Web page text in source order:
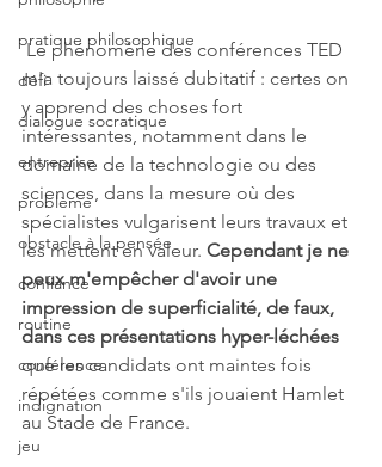
pratique philosophique
défi
dialogue socratique
entreprise
problème
obstacle à la pensée
confiance
routine
conférence
indignation
jeu
Le phénomène des conférences TED
m'a toujours laissé dubitatif : certes on
y apprend des choses fort
intéressantes, notamment dans le
domaine de la technologie ou des
sciences, dans la mesure où des
spécialistes vulgarisent leurs travaux et
les mettent en valeur. Cependant je ne
peux m'empêcher d'avoir une
impression de superficialité, de faux,
dans ces présentations hyper-léchées
que les candidats ont maintes fois
répétées comme s'ils jouaient Hamlet
au Stade de France.